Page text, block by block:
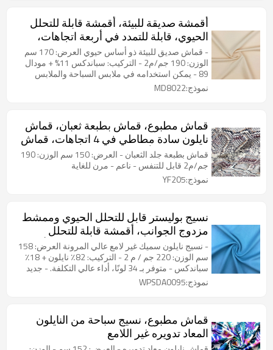
أقمشة صديقة للبيئة، أقمشة قابلة للتحلل
الحيوي، قابلة للتمدد في أربعة اتجاهات،
مناسبة للملابس الرياضية وملابس السباحة
والملابس الداخلية
- قماش صديق للبيئة ذو أساس حيوي العرض: 170 سم
الوزن: 190 جم/م2 - التركيب: سباندكس 11% + مودال
89 - يمكن استخدامه في ملابس السباحة والملابس
الرياضية وملابس اليوجا
نموذج:MD8022
قماش مطبوع، قماش بطبعة ثعبان، قماش
نايلون سادة مطاطي في 4 اتجاهات، قماش
ناعم متعدد الألوان مطبوع.
قماش بطبعة جلد الثعبان - العرض: 150 سم الوزن: 190
جم/م2 قابل للتنفس - ناعم - مرن للغاية
نموذج:YF205
نسيج بوليستر قابل للتحلل الحيوي وممشط
مزدوج الجوانب، أقمشة قابلة للتحلل
الحيوي صديقة للبيئة، قابلة للتمدد في أربعة
اتجاهات، مناسبة للرياضة وملابس السباحة
والملابس الداخلية
- نسيج نايلون سميك غير لامع عالي المرونة العرض: 158
سم الوزن: 220 جم / م 2 - التركيب: 82٪ نايلون + 18٪
سباندكس - متوفر بـ 34 لونًا، أداء عالي التكلفة. - جديد
وعصري، يمكن استخدامه لصنع ملابس السباحة
والملابس الرياضية وملابس اليوغا
نموذج:WPSDA0095
قماش مطبوع، نسيج سباحة من النايلون
المعاد تدويره غير اللامع